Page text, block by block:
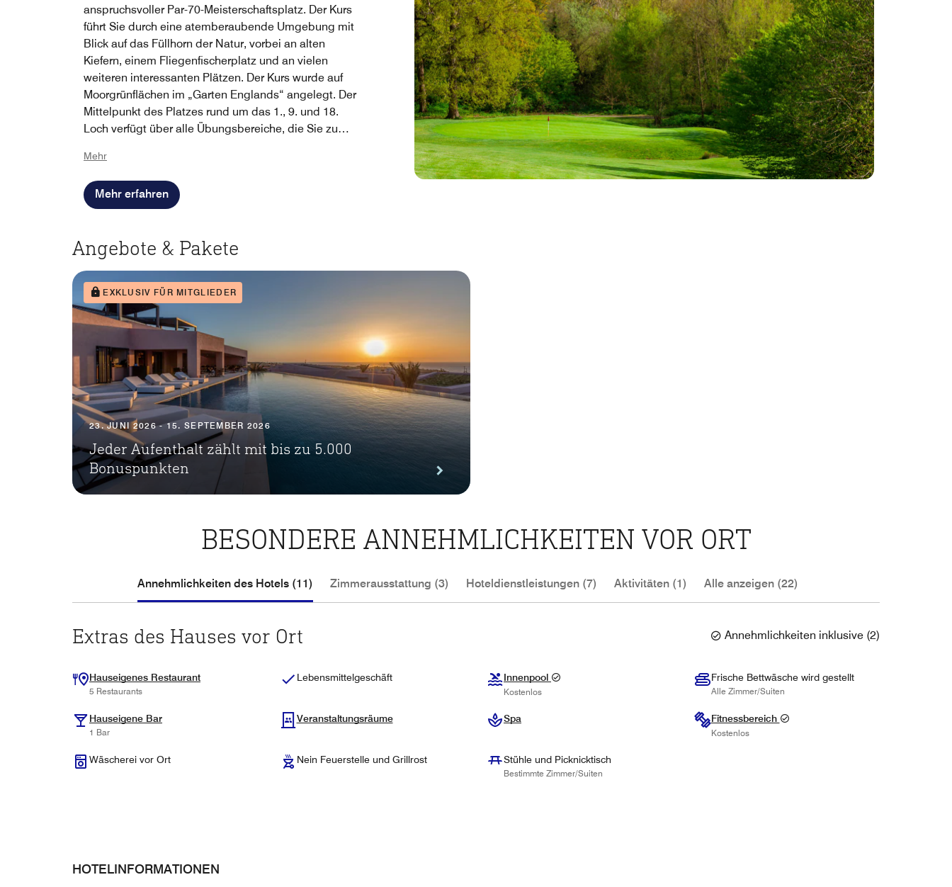
anspruchsvoller Par-70-Meisterschaftsplatz. Der Kurs
führt Sie durch eine atemberaubende Umgebung mit
Blick auf das Füllhorn der Natur, vorbei an alten
Kiefern, einem Fliegenfischerplatz und an vielen
weiteren interessanten Plätzen. Der Kurs wurde auf
Moorgrünflächen im „Garten Englands“ angelegt. Der
Mittelpunkt des Platzes rund um das 1., 9. und 18.
Loch verfügt über alle Übungsbereiche, die Sie zum
Mehr
Mehr erfahren
Angebote & Pakete
EXKLUSIV FÜR MITGLIEDER
23. JUNI 2026 - 15. SEPTEMBER 2026
Jeder Aufenthalt zählt mit bis zu 5.000
Bonuspunkten
BESONDERE ANNEHMLICHKEITEN VOR ORT
Annehmlichkeiten des Hotels (11) Zimmerausstattung (3) Hoteldienstleistungen (7) Aktivitäten (1) Alle anzeigen (22)
Extras des Hauses vor Ort Annehmlichkeiten inklusive (2)
Hauseigenes Restaurant
5 Restaurants
Lebensmittelgeschäft Innenpool
Kostenlos
Frische Bettwäsche wird gestellt
Alle Zimmer/Suiten
Hauseigene Bar
1 Bar
Veranstaltungsräume Spa Fitnessbereich
Kostenlos
Wäscherei vor Ort Nein Feuerstelle und Grillrost Stühle und Picknicktisch
Bestimmte Zimmer/Suiten
HOTELINFORMATIONEN